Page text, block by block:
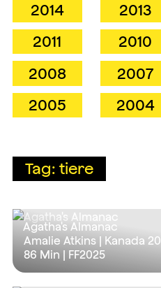
2014
2013
2011
2010
2008
2007
2005
2004
Tag: tiere
Agatha's Almanac
Amalie Atkins | Kanada
86 Min | FF2025